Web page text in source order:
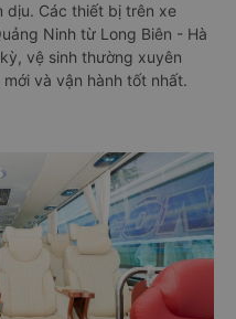
dịu. Các thiết bị trên xe
Ninh từ Long Biên - Hà
vệ sinh thường xuyên
và vận hành tốt nhất.